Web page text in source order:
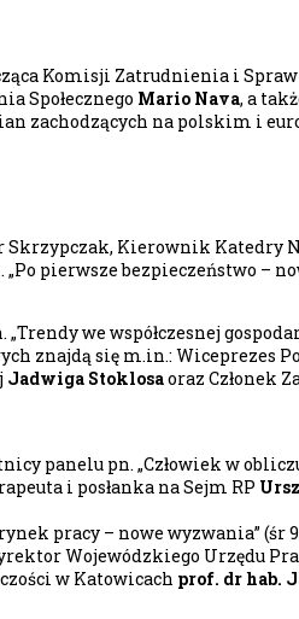
Komisji Zatrudnienia i Spraw
Społecznego Mario Nava, a
zachodzących na polskim i
Skrzypczak, Kierownik Katedry
„Po pierwsze bezpieczeństwo –
we współczesnej
znajdą się m.in.: Wiceprezes
Jadwiga Stoklosaoraz Członek
panelu pn. „Człowiek w
i posłanka na Sejm RP
pracy – nowe wyzwania” (śr
Wojewódzkiego Urzędu
w Katowicach prof. dr hab.